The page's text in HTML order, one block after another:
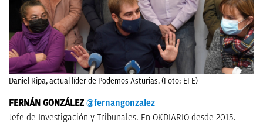
Daniel Ripa, actual líder de Podemos Asturias. (Foto: EFE)
FERNÁN GONZÁLEZ @fernangonzalez
Jefe de Investigación y Tribunales. En OKDIARIO desde 2015.